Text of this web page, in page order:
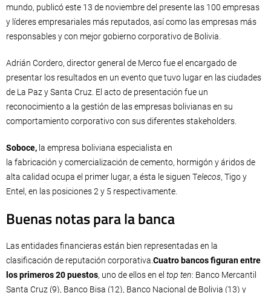
mundo, publicó este 13 de noviembre del presente las 100 empresas
y líderes empresariales más reputados, así como las empresas más
responsables y con mejor gobierno corporativo de Bolivia.
Adrián Cordero, director general de Merco fue el encargado de
presentar los resultados en un evento que tuvo lugar en las ciudades
de La Paz y Santa Cruz. El acto de presentación fue un
reconocimiento a la gestión de las empresas bolivianas en su
comportamiento corporativo con sus diferentes stakeholders.
Soboce, la empresa boliviana especialista en
la fabricación y comercialización de cemento, hormigón y áridos de
alta calidad ocupa el primer lugar, a ésta le siguen Telecos, Tigo y
Entel, en las posiciones 2 y 5 respectivamente.
Buenas notas para la banca
Las entidades financieras están bien representadas en la
clasificación de reputación corporativa. Cuatro bancos figuran entre
los primeros 20 puestos, uno de ellos en el top ten: Banco Mercantil
Santa Cruz (9), Banco Bisa (12), Banco Nacional de Bolivia (13) y